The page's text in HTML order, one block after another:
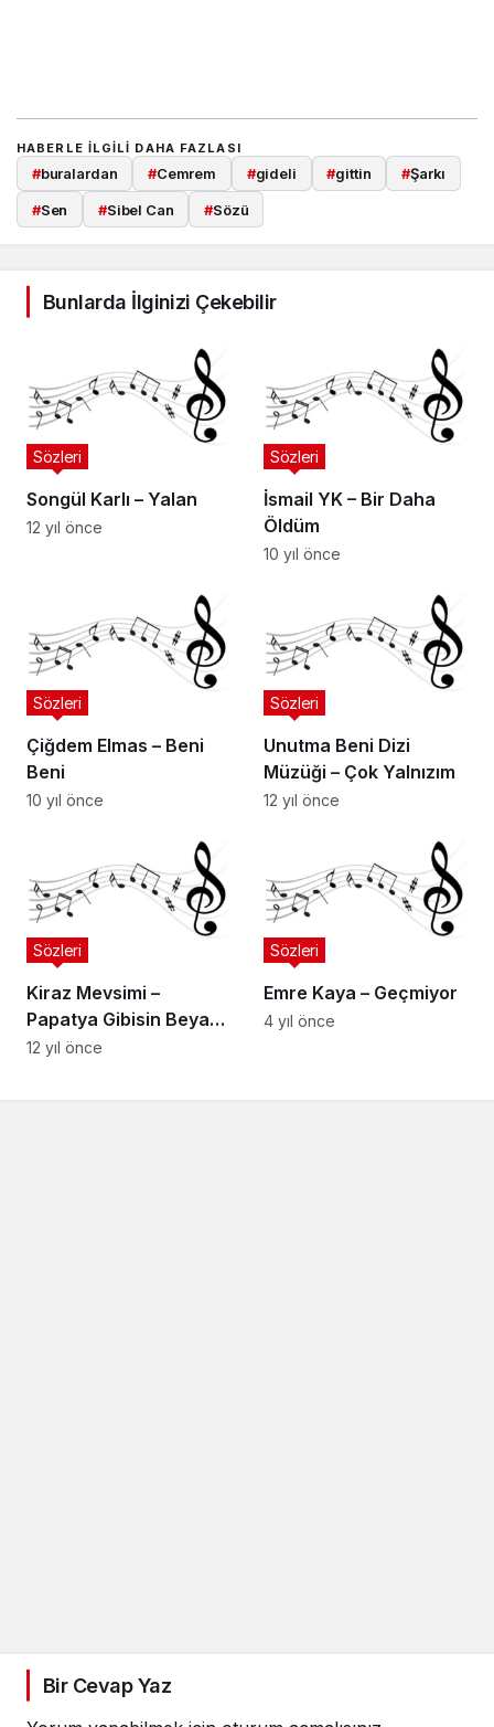
HABERLE ILGILI DAHA FAZLASI
#buralardan #Cemrem #gideli #gittin #Şarkı
#Sen #Sibel Can #Sözü
Bunlarda İlginizi Çekebilir
Songül Karlı – Yalan
Sözleri
12 yıl önce
İsmail YK – Bir Daha
Öldüm
Sözleri
10 yıl önce
Çiğdem Elmas – Beni
Beni
Sözleri
10 yıl önce
Unutma Beni Dizi
Müzüği – Çok Yalnızım
Sözleri
12 yıl önce
Kiraz Mevsimi –
Papatya Gibisin Beyaz
Ve İnce
Sözleri
12 yıl önce
Emre Kaya – Geçmiyor
Sözleri
4 yıl önce
Bir Cevap Yaz